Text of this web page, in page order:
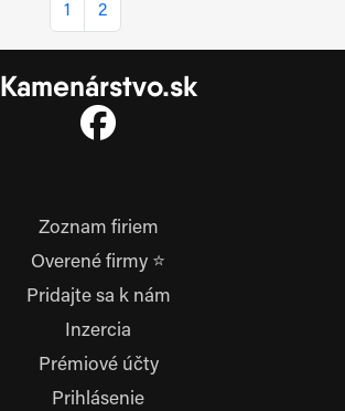
1 2
Kamenárstvo.sk
Zoznam firiem
Overené firmy ⭐
Pridajte sa k nám
Inzercia
Prémiové účty
Prihlásenie